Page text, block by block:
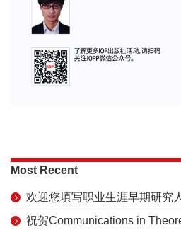
Most Recent
欢迎您填写职业生涯早期研究
祝贺Communications in